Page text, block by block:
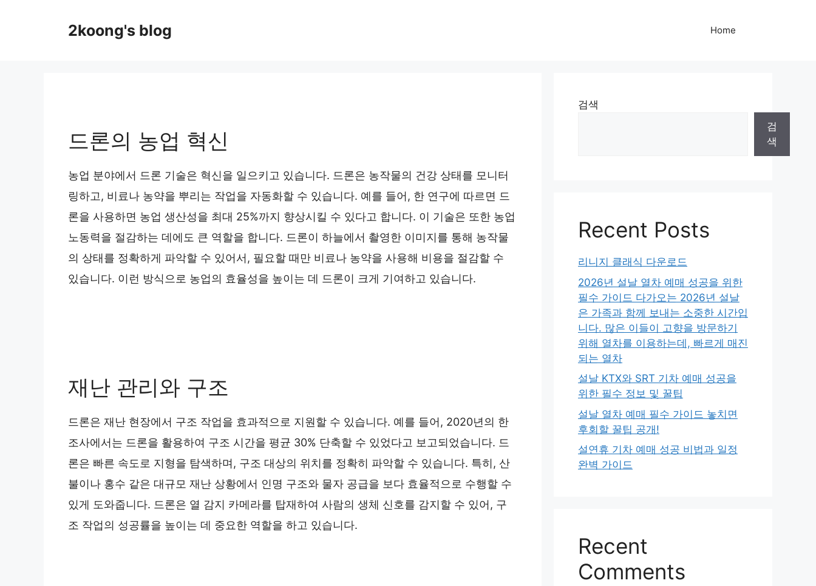
2koong's blog Home
드론의 농업 혁신
농업 분야에서 드론 기술은 혁신을 일으키고 있습니다. 드론은 농작물의 건강 상태를 모니터
링하고, 비료나 농약을 뿌리는 작업을 자동화할 수 있습니다. 예를 들어, 한 연구에 따르면 드
론을 사용하면 농업 생산성을 최대 25%까지 향상시킬 수 있다고 합니다. 이 기술은 또한 농업
노동력을 절감하는 데에도 큰 역할을 합니다. 드론이 하늘에서 촬영한 이미지를 통해 농작물
의 상태를 정확하게 파악할 수 있어서, 필요할 때만 비료나 농약을 사용해 비용을 절감할 수
있습니다. 이런 방식으로 농업의 효율성을 높이는 데 드론이 크게 기여하고 있습니다.
재난 관리와 구조
드론은 재난 현장에서 구조 작업을 효과적으로 지원할 수 있습니다. 예를 들어, 2020년의 한
조사에서는 드론을 활용하여 구조 시간을 평균 30% 단축할 수 있었다고 보고되었습니다. 드
론은 빠른 속도로 지형을 탐색하며, 구조 대상의 위치를 정확히 파악할 수 있습니다. 특히, 산
불이나 홍수 같은 대규모 재난 상황에서 인명 구조와 물자 공급을 보다 효율적으로 수행할 수
있게 도와줍니다. 드론은 열 감지 카메라를 탑재하여 사람의 생체 신호를 감지할 수 있어, 구
조 작업의 성공률을 높이는 데 중요한 역할을 하고 있습니다.
검색
검
색
Recent Posts
리니지 클래식 다운로드
2026년 설날 열차 예매 성공을 위한
필수 가이드 다가오는 2026년 설날
은 가족과 함께 보내는 소중한 시간입
니다. 많은 이들이 고향을 방문하기
위해 열차를 이용하는데, 빠르게 매진
되는 열차
설날 KTX와 SRT 기차 예매 성공을
위한 필수 정보 및 꿀팁
설날 열차 예매 필수 가이드 놓치면
후회할 꿀팁 공개!
설연휴 기차 예매 성공 비법과 일정
완벽 가이드
Recent
Comments